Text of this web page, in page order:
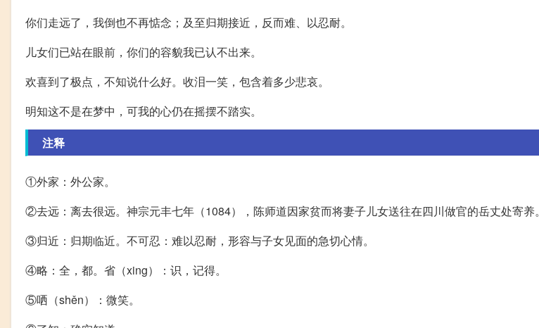
你们走远了，我倒也不再惦念；及至归期接近，反而难、以忍耐。
儿女们已站在眼前，你们的容貌我已认不出来。
欢喜到了极点，不知说什么好。收泪一笑，包含着多少悲哀。
明知这不是在梦中，可我的心仍在摇摆不踏实。
注释
①外家：外公家。
②去远：离去很远。神宗元丰七年（1084），陈师道因家贫而将妻子儿女送往在四川做官的岳丈处寄养。
③归近：归期临近。不可忍：难以忍耐，形容与子女见面的急切心情。
④略：全，都。省（xing）：识，记得。
⑤哂（shěn）：微笑。